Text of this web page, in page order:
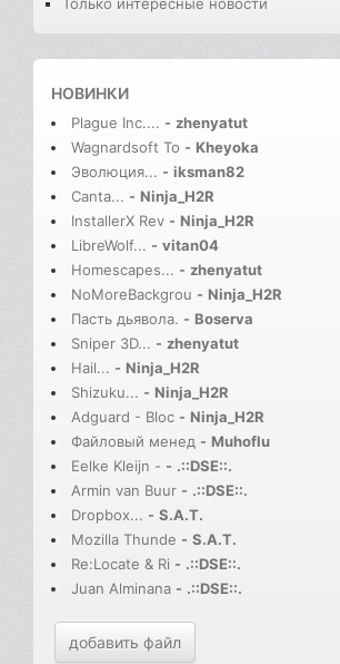
Только интересные новости
НОВИНКИ
Plague Inc.... - zhenyatut
Wagnardsoft To - Kheyoka
Эволюция... - iksman82
Canta... - Ninja_H2R
InstallerX Rev - Ninja_H2R
LibreWolf... - vitan04
Homescapes... - zhenyatut
NoMoreBackgrou - Ninja_H2R
Пасть дьявола. - Boserva
Sniper 3D... - zhenyatut
Hail... - Ninja_H2R
Shizuku... - Ninja_H2R
Adguard - Bloc - Ninja_H2R
Файловый менед - Muhoflu
Eelke Kleijn - - .::DSE::.
Armin van Buur - .::DSE::.
Dropbox... - S.A.T.
Mozilla Thunde - S.A.T.
Re:Locate & Ri - .::DSE::.
Juan Alminana - .::DSE::.
добавить файл